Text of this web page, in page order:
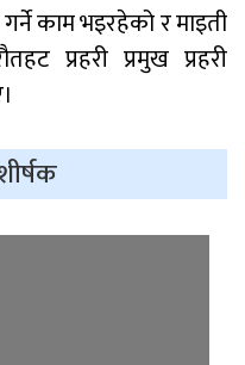
मनोजकुमार शर्माको
अनुमोदन
विभिन्न १७ इन्टरनेट सेवा
काम भइरहेको र माइती
प्रहरी प्रमुख प्रहरी